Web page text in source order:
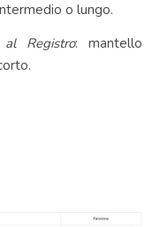
o lungo.
al Registro: mantello